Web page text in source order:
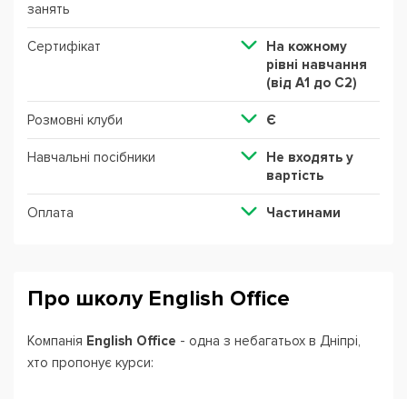
занять
Сертифікат
На кожному
рівні навчання
(від А1 до С2)
Розмовні клуби Є
Навчальні посібники
Не входять у
вартість
Оплата Частинами
Про школу English Office
Компанія English Office - одна з небагатьох в Дніпрі,
хто пропонує курси: